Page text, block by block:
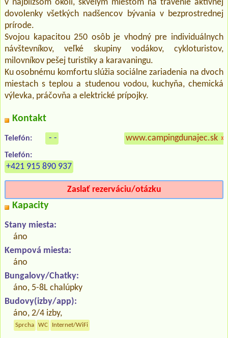
v najbližšom okolí, skvelým miestom na trávenie aktívnej
dovolenky všetkých nadšencov bývania v bezprostrednej
prírode.
Svojou kapacitou 250 osôb je vhodný pre individuálnych
návštevníkov, veľké skupiny vodákov, cykloturistov,
milovníkov pešej turistiky a karavaningu.
Ku osobnému komfortu slúžia sociálne zariadenia na dvoch
miestach s teplou a studenou vodou, kuchyňa, chemická
výlevka, práčovňa a elektrické prípojky.
Kontakt
Telefón: - -
Telefón:
+421 915 890 937
www.campingdunajec.sk »
Zaslať rezerváciu/otázku
Kapacity
Stany miesta:
áno
Kempová miesta:
áno
Bungalovy/Chatky:
áno, 5-8L chalúpky
Budovy(izby/app):
áno, 2/4 izby,
Sprcha WC Internet/WiFi